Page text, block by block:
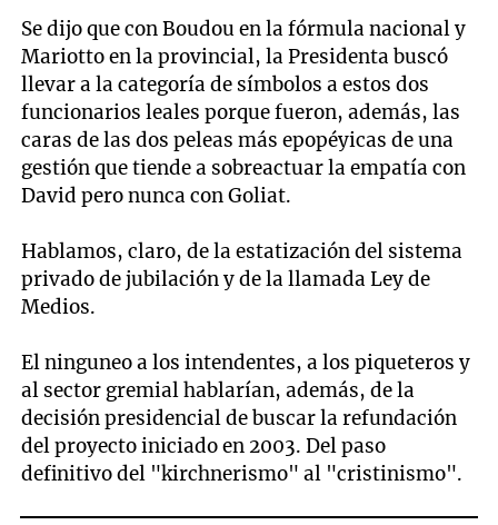
Se dijo que con Boudou en la fórmula nacional y
Mariotto en la provincial, la Presidenta buscó
llevar a la categoría de símbolos a estos dos
funcionarios leales porque fueron, además, las
caras de las dos peleas más epopéyicas de una
gestión que tiende a sobreactuar la empatía con
David pero nunca con Goliat.
Hablamos, claro, de la estatización del sistema
privado de jubilación y de la llamada Ley de
Medios.
El ninguneo a los intendentes, a los piqueteros y
al sector gremial hablarían, además, de la
decisión presidencial de buscar la refundación
del proyecto iniciado en 2003. Del paso
definitivo del "kirchnerismo" al "cristinismo".